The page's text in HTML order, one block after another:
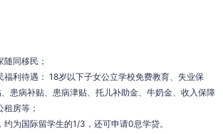
同移民；
福利待遇： 18岁以下子女公立学校免费教育、失业保
患病补贴、患病津贴、托儿补助金、牛奶金、收入保障
房等；
为国际留学生的1/3，还可申请0息学贷。